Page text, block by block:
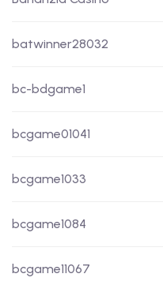
batwinner28032
bc-bdgame1
bcgame01041
bcgame1033
bcgame1084
bcgame11067